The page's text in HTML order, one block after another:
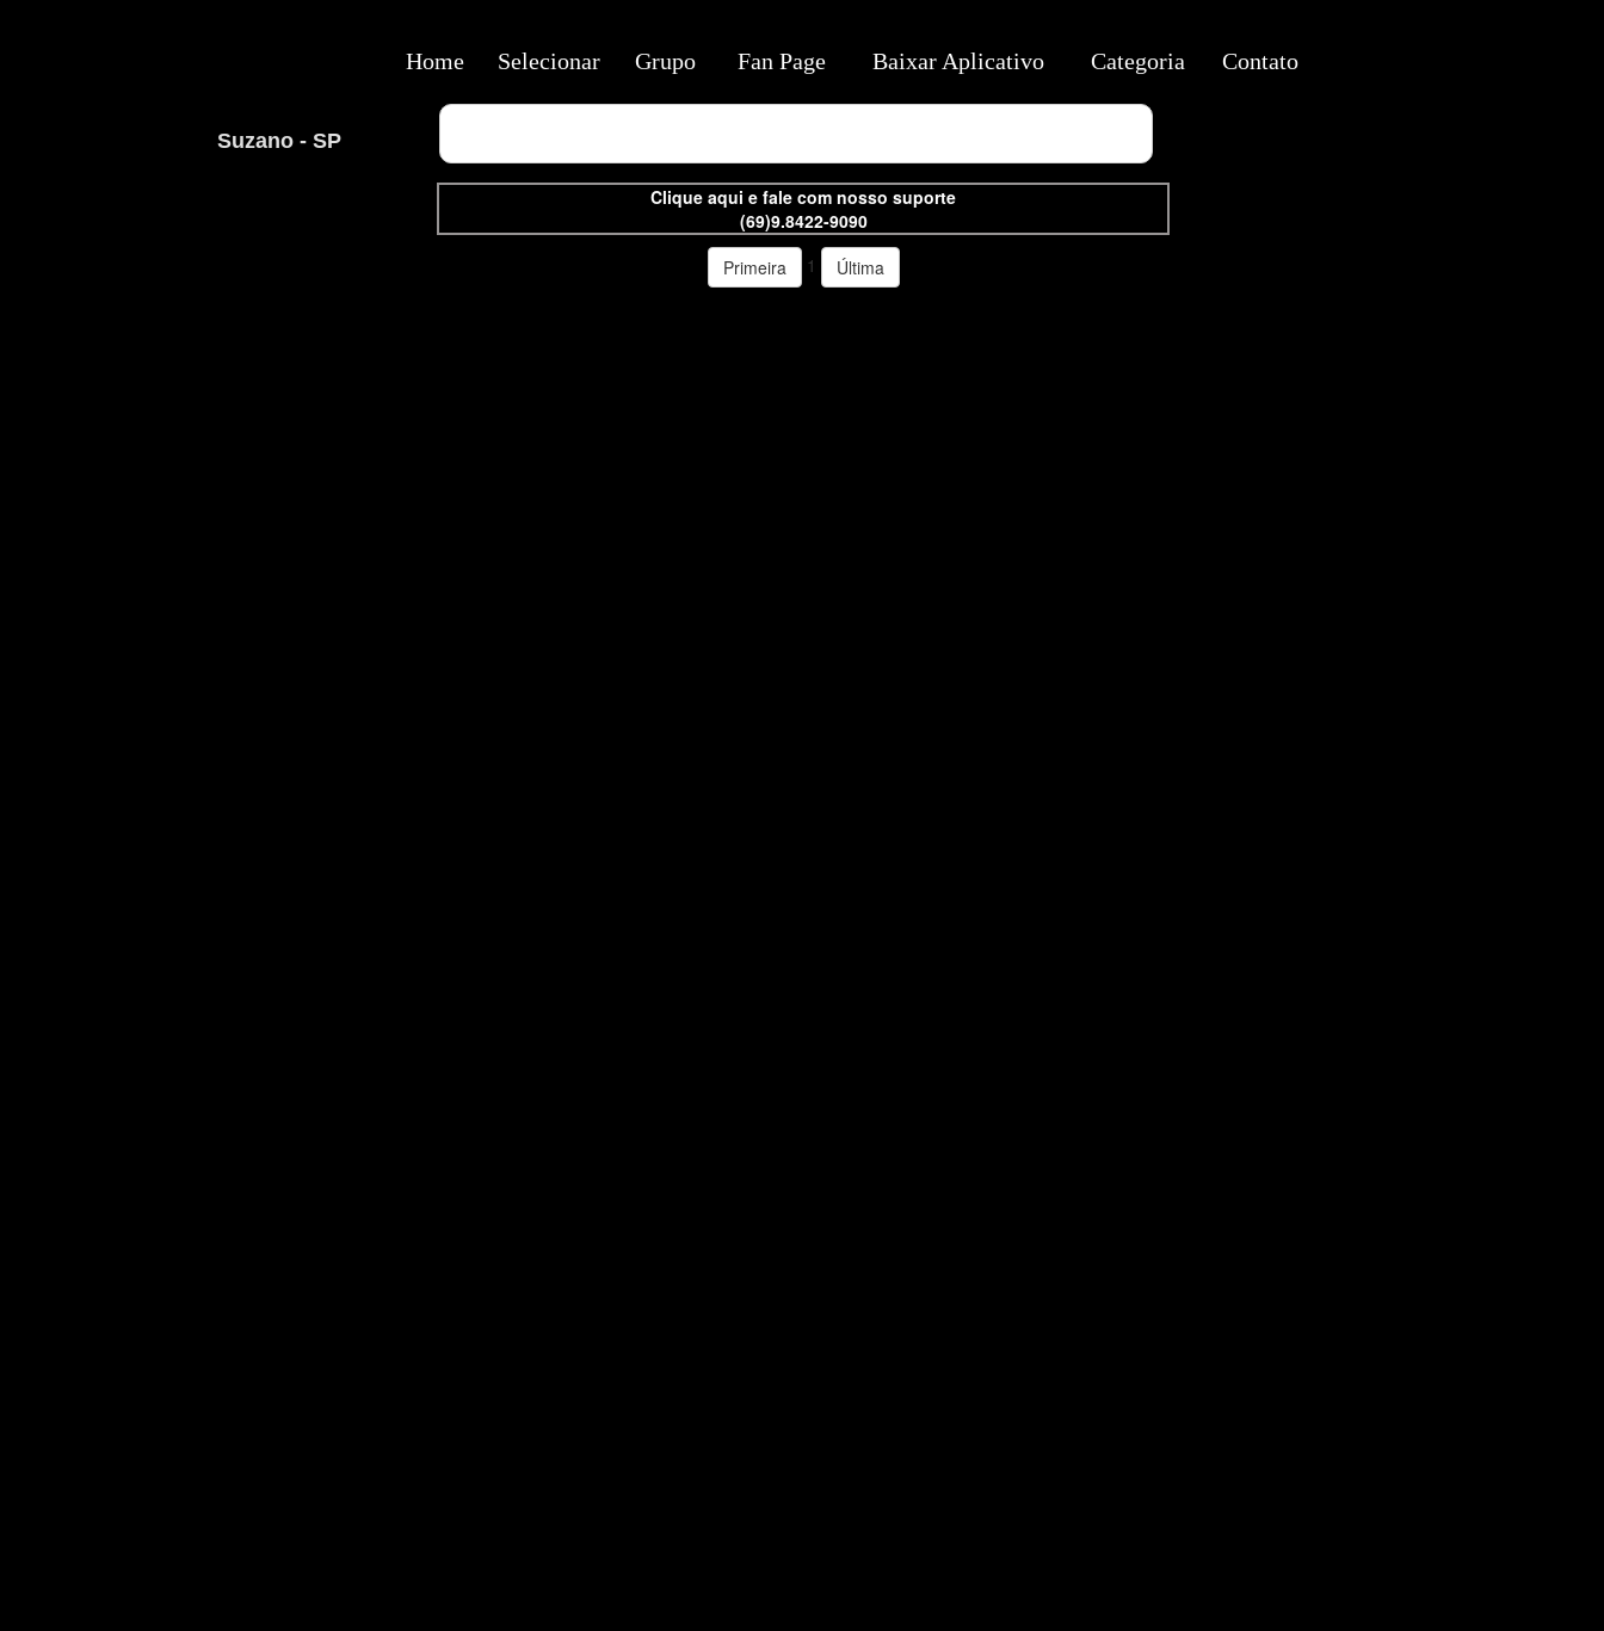
Suzano - SP
Clique aqui e fale com nosso suporte
(69)9.8422-9090
Primeira
1 Última
Home Selecionar Grupo Fan Page Baixar Aplicativo Categoria Contato